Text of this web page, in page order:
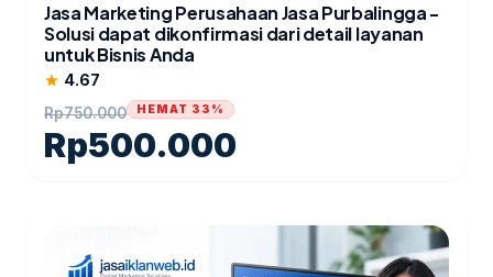
Jasa Marketing Perusahaan Jasa Purbalingga -
Solusi dapat dikonfirmasi dari detail layanan
untuk Bisnis Anda
star 4.67
Rp750.000
Rp500.000
HEMAT 33%